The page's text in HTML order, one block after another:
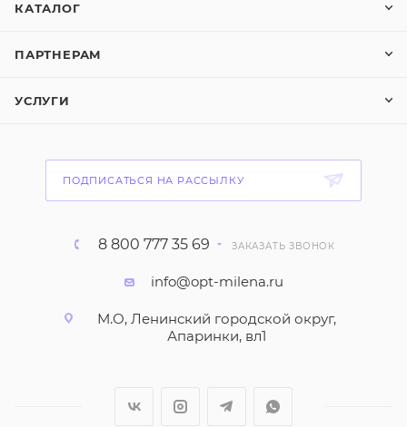
КАТАЛОГ
ПАРТНЕРАМ
УСЛУГИ
ПОДПИСАТЬСЯ НА РАССЫЛКУ
8 800 777 35 69 ЗАКАЗАТЬ ЗВОНОК
info@opt-milena.ru
М.О, Ленинский городской округ,
Апаринки, вл1